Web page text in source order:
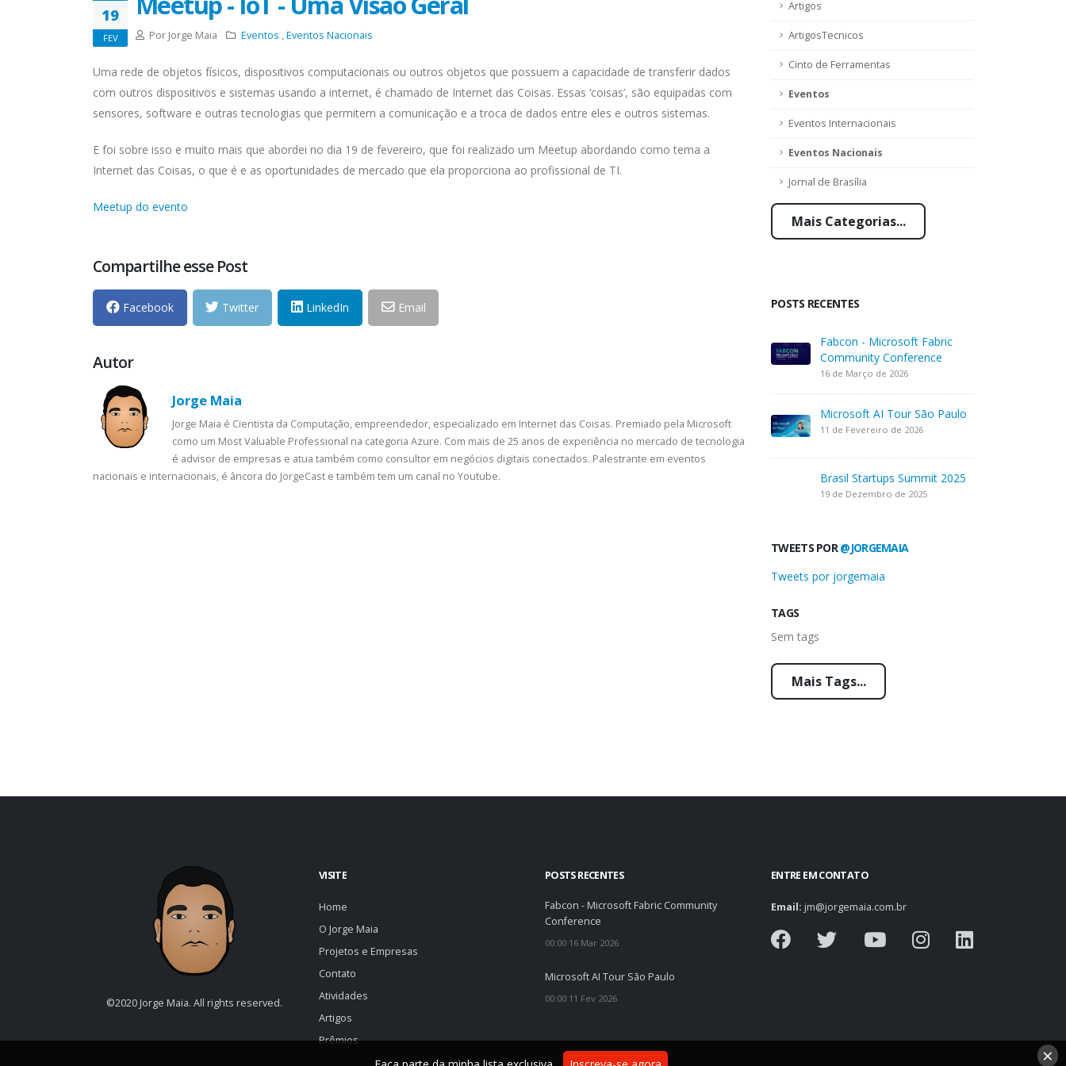
Artigos
ArtigosTecnicos
Cinto de Ferramentas
Eventos
Eventos Internacionais
Eventos Nacionais
Jornal de Brasília
Mais Categorias...
POSTS RECENTES
Fabcon - Microsoft Fabric
Community Conference
16 de Março de 2026
Microsoft AI Tour São Paulo
11 de Fevereiro de 2026
Brasil Startups Summit 2025
19 de Dezembro de 2025
TWEETS POR@JORGEMAIA
Tweets por jorgemaia
TAGS
Sem tags
Mais Tags...
19
FEV Por Jorge Maia Eventos ,Eventos Nacionais
Uma rede de objetos físicos, dispositivos computacionais ou outros objetos que possuem a capacidade de transferir dados
com outros dispositivos e sistemas usando a internet, é chamado de Internet das Coisas. Essas ‘coisas’, são equipadas com
sensores, software e outras tecnologias que permitem a comunicação e a troca de dados entre eles e outros sistemas.
E foi sobre isso e muito mais que abordei no dia 19 de fevereiro, que foi realizado um Meetup abordando como tema a
Internet das Coisas, o que é e as oportunidades de mercado que ela proporciona ao profissional de TI.
Meetup do evento
Compartilhe esse Post
Facebook Twitter LinkedIn Email
Autor
Jorge Maia
Jorge Maia é Cientista da Computação, empreendedor, especializado em Internet das Coisas. Premiado pela Microsoft
como um Most Valuable Professional na categoria Azure. Com mais de 25 anos de experiência no mercado de tecnologia
é advisor de empresas e atua também como consultor em negócios digitais conectados. Palestrante em eventos
nacionais e internacionais, é âncora do JorgeCast e também tem um canal no Youtube.
©2020 Jorge Maia. All rights reserved.
VISITE
Home
O Jorge Maia
Projetos e Empresas
Contato
Atividades
Artigos
Prêmios
POSTS RECENTES
Fabcon - Microsoft Fabric Community
Conference
00:00 16 Mar 2026
Microsoft AI Tour São Paulo
00:00 11 Fev 2026
ENTRE EM CONTATO
Email: jm@jorgemaia.com.br
×